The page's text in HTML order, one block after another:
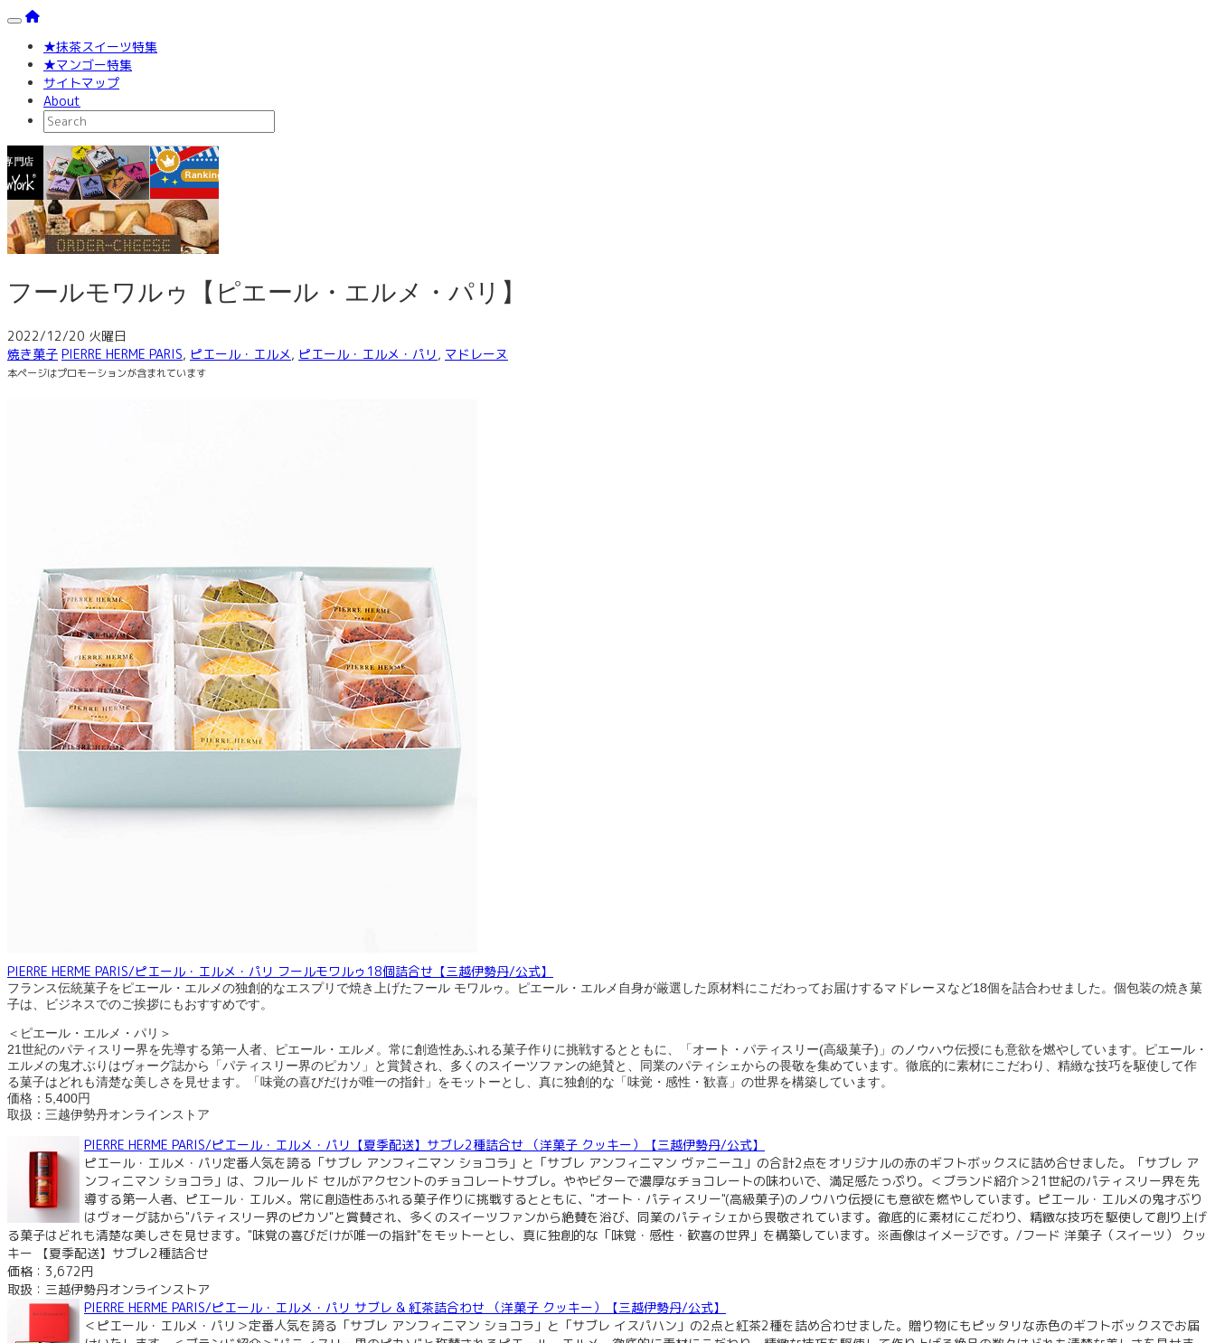
Toggle navigation
★抹茶スイーツ特集
★マンゴー特集
サイトマップ
About
フールモワルゥ【ピエール・エルメ・パリ】
2022/12/20 火曜日
焼き菓子 PIERRE HERME PARIS, ピエール・エルメ , ピエール・エルメ・パリ , マドレーヌ
本ページはプロモーションが含まれています
PIERRE HERME PARIS/ピエール・エルメ・パリ フールモワルゥ18個詰合せ【三越伊勢丹/公式】
フランス伝統菓子をピエール・エルメの独創的なエスプリで焼き上げたフール モワルゥ。ピエール・エルメ自身が厳選した原材料にこだわってお届けするマドレーヌなど18個を詰合わせました。個包装の焼き菓
子は、ビジネスでのご挨拶にもおすすめです。
＜ピエール・エルメ・パリ＞
21世紀のパティスリー界を先導する第一人者、ピエール・エルメ。常に創造性あふれる菓子作りに挑戦するとともに、「オート・パティスリー(高級菓子)」のノウハウ伝授にも意欲を燃やしています。ピエール・
エルメの鬼才ぶりはヴォーグ誌から「パティスリー界のピカソ」と賞賛され、多くのスイーツファンの絶賛と、同業のパティシェからの畏敬を集めています。徹底的に素材にこだわり、精緻な技巧を駆使して作
る菓子はどれも清楚な美しさを見せます。「味覚の喜びだけが唯一の指針」をモットーとし、真に独創的な「味覚・感性・歓喜」の世界を構築しています。
価格：5,400円
取扱：三越伊勢丹オンラインストア
PIERRE HERME PARIS/ピエール・エルメ・パリ【夏季配送】サブレ2種詰合せ （洋菓子 クッキー）【三越伊勢丹/公式】
ピエール・エルメ・パリ定番人気を誇る「サブレ アンフィニマン ショコラ」と「サブレ アンフィニマン ヴァニーユ」の合計2点をオリジナルの赤のギフトボックスに詰め合せました。「サブレ ア
ンフィニマン ショコラ」は、フルール ド セルがアクセントのチョコレートサブレ。ややビターで濃厚なチョコレートの味わいで、満足感たっぷり。＜ブランド紹介＞21世紀のパティスリー界を先
導する第一人者、ピエール・エルメ。常に創造性あふれる菓子作りに挑戦するとともに、"オート・パティスリー"(高級菓子)のノウハウ伝授にも意欲を燃やしています。ピエール・エルメの鬼才ぶり
はヴォーグ誌から"パティスリー界のピカソ"と賞賛され、多くのスイーツファンから絶賛を浴び、同業のパティシェから畏敬されています。徹底的に素材にこだわり、精緻な技巧を駆使して創り上げ
る菓子はどれも清楚な美しさを見せます。"味覚の喜びだけが唯一の指針"をモットーとし、真に独創的な「味覚・感性・歓喜の世界」を構築しています。※画像はイメージです。/フード 洋菓子（スイーツ） クッ
キー 【夏季配送】サブレ2種詰合せ
価格：3,672円
取扱：三越伊勢丹オンラインストア
PIERRE HERME PARIS/ピエール・エルメ・パリ サブレ & 紅茶詰合わせ （洋菓子 クッキー）【三越伊勢丹/公式】
＜ピエール・エルメ・パリ＞定番人気を誇る「サブレ アンフィニマン ショコラ」と「サブレ イスパハン」の2点と紅茶2種を詰め合わせました。贈り物にもピッタリな赤色のギフトボックスでお届